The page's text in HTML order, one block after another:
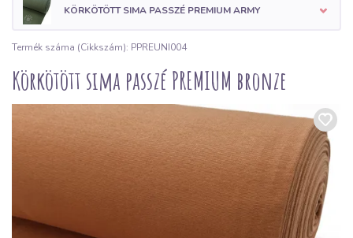
KÖRKÖTÖTT SIMA PASSZÉ PREMIUM ARMY
Termék száma (Cikkszám): PPREUNI004
Körkötött sima passzé PREMIUM bronze